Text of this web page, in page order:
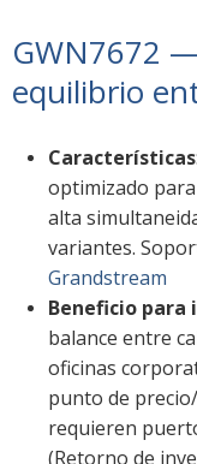
GWN7672
equilibrio
Características
optimizado
alta
variantes.
Grandstream
Beneficio
balance entre
oficinas
punto de
requieren
(Retorno de